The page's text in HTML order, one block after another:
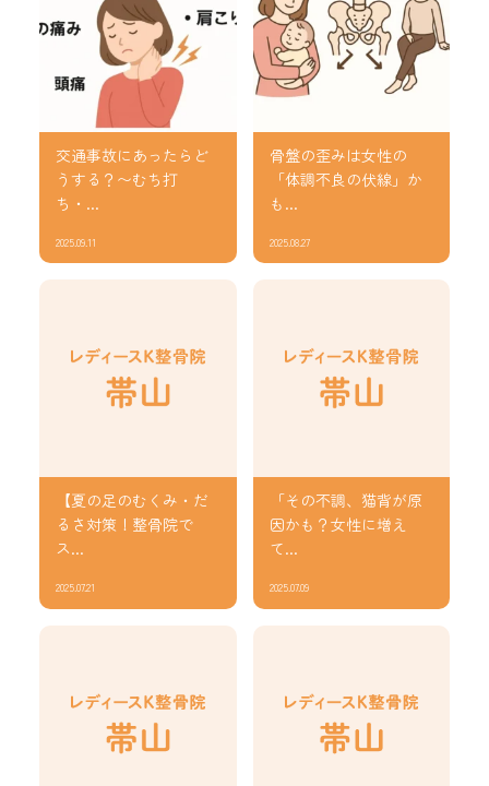
交通事故にあったらど
うする？〜むち打
ち・...
2025.09.11
骨盤の歪みは女性の
「体調不良の伏線」か
も...
2025.08.27
【夏の足のむくみ・だ
るさ対策！整骨院で
ス...
2025.07.21
「その不調、猫背が原
因かも？女性に増え
て...
2025.07.09